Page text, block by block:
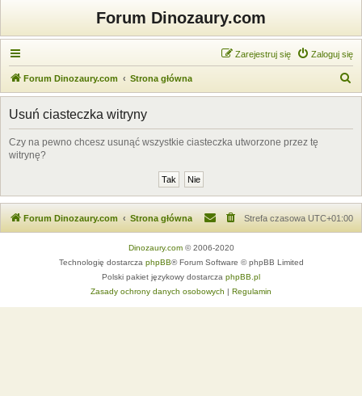
Forum Dinozaury.com
Zaloguj się
Zarejestruj się
Forum Dinozaury.com Strona główna
z
Usuń ciasteczka witryny
Czy na pewno chcesz usunąć wszystkie ciasteczka utworzone przez tę
witrynę?
Forum Dinozaury.com Strona główna Strefa czasowa UTC+01:00
Dinozaury.com© 2006-2020
Technologię dostarcza phpBB® Forum Software © phpBB Limited
Polski pakiet językowy dostarcza phpBB.pl
Zasady ochrony danych osobowych | Regulamin